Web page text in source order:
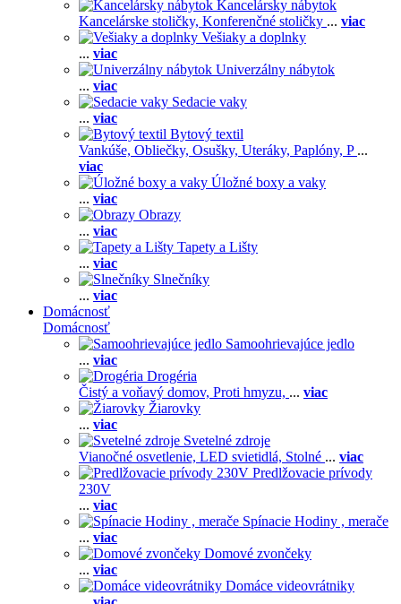
Kancelársky nábytok
Kancelárske stoličky, Konferenčné stoličky ... viac
Vešiaky a doplnky
... viac
Univerzálny nábytok
... viac
Sedacie vaky
... viac
Bytový textil
Vankúše, Obliečky, Osušky, Uteráky, Paplóny, P ...
viac
Úložné boxy a vaky
... viac
Obrazy
... viac
Tapety a Lišty
... viac
Slnečníky
... viac
Domácnosť
Domácnosť
Samoohrievajúce jedlo
... viac
Drogéria
Čistý a voňavý domov, Proti hmyzu, ... viac
Žiarovky
... viac
Svetelné zdroje
Vianočné osvetlenie, LED svietidlá, Stolné ... viac
Predlžovacie prívody
230V
... viac
Spínacie Hodiny , merače
... viac
Domové zvončeky
... viac
Domáce videovrátniky